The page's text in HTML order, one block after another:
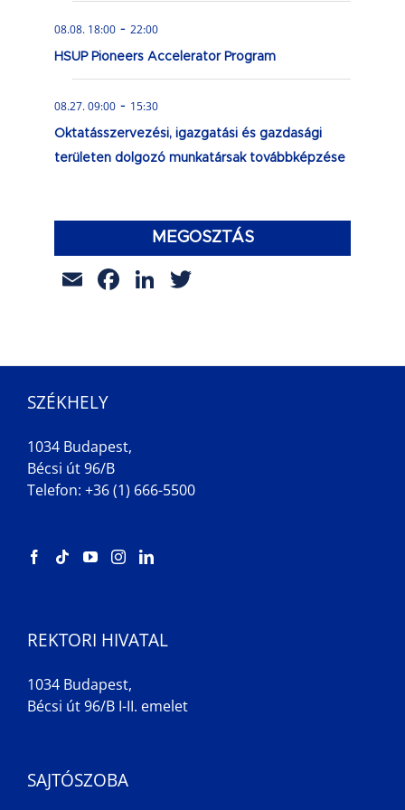
08.08. 18:00 - 22:00
HSUP Pioneers Accelerator Program
08.27. 09:00 - 15:30
Oktatásszervezési, igazgatási és gazdasági
területen dolgozó munkatársak továbbképzése
MEGOSZTÁS
EmailFacebook
LinkedIn
SZÉKHELY
1034 Budapest,
Bécsi út 96/B
Telefon: +36 (1) 666-5500
REKTORI HIVATAL
1034 Budapest,
Bécsi út 96/B I-II. emelet
SAJTÓSZOBA